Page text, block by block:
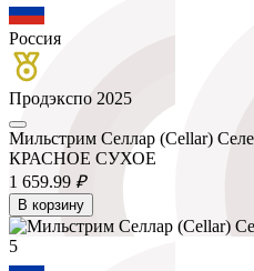
Россия
Продэкспо 2025
Мильстрим Селлар (Cellar)
КРАСНОЕ СУХОЕ
1 659.99 ₽
В корзину
5